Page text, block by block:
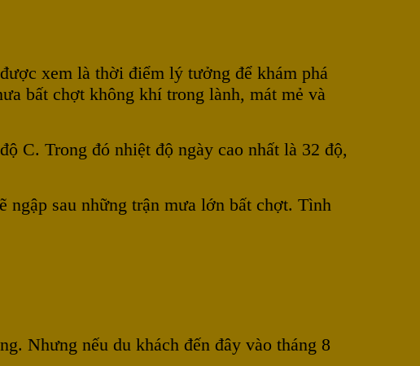
xem là thời điểm lý tưởng để khám phá
bất chợt không khí trong lành, mát mẻ và
C. Trong đó nhiệt độ ngày cao nhất là 32 độ,
ngập sau những trận mưa lớn bất chợt. Tình
Nhưng nếu du khách đến đây vào tháng 8